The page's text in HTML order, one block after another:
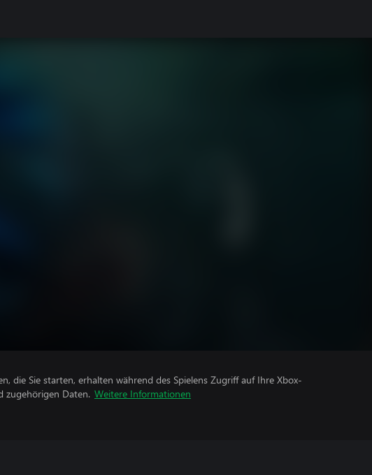
die Sie starten, erhalten während des Spielens Zugriff auf Ihre Xbox-
zugehörigen Daten. Weitere Informationen